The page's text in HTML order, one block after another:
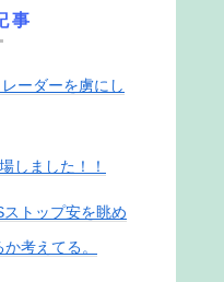
事
ーダーを虜にし
しました！！
トップ安を眺め
考えてる。